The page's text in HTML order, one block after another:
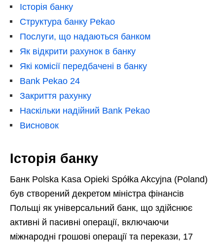
Історія банку
Структура банку Pekao
Послуги, що надаються банком
Як відкрити рахунок в банку
Які комісії передбачені в банку
Bank Pekao 24
Закриття рахунку
Наскільки надійний Bank Pekao
Висновок
Історія банку
Банк Polska Kasa Opieki Spółka Akcyjna (Poland)
був створений декретом міністра фінансів
Польщі як універсальний банк, що здійснює
активні й пасивні операції, включаючи
міжнародні грошові операції та перекази, 17